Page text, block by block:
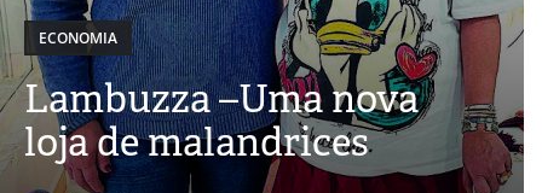
ECONOMIA
Lambuzza –Uma nova
loja de malandrices